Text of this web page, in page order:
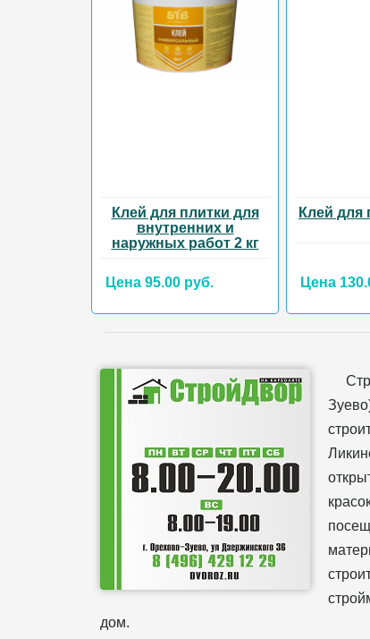
Клей для плитки для
внутренних и
наружных работ 2 кг
Цена 95.00 руб.
Клей для
Цена
дом.